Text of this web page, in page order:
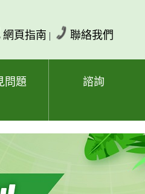
網頁指南 | 聯絡我們
問題 諮詢